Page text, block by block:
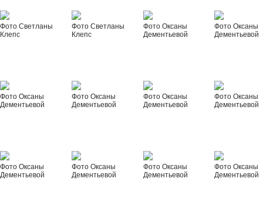
Фото Светланы
Клепс
Фото Светланы
Клепс
Фото Оксаны
Дементьевой
Фото Оксаны
Дементьевой
Фото Оксаны
Дементьевой
Фото Оксаны
Дементьевой
Фото Оксаны
Дементьевой
Фото Оксаны
Дементьевой
Фото Оксаны
Дементьевой
Фото Оксаны
Дементьевой
Фото Оксаны
Дементьевой
Фото Оксаны
Дементьевой